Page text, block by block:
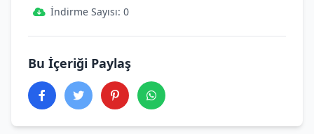
İndirme Sayısı: 0
Bu İçeriği Paylaş